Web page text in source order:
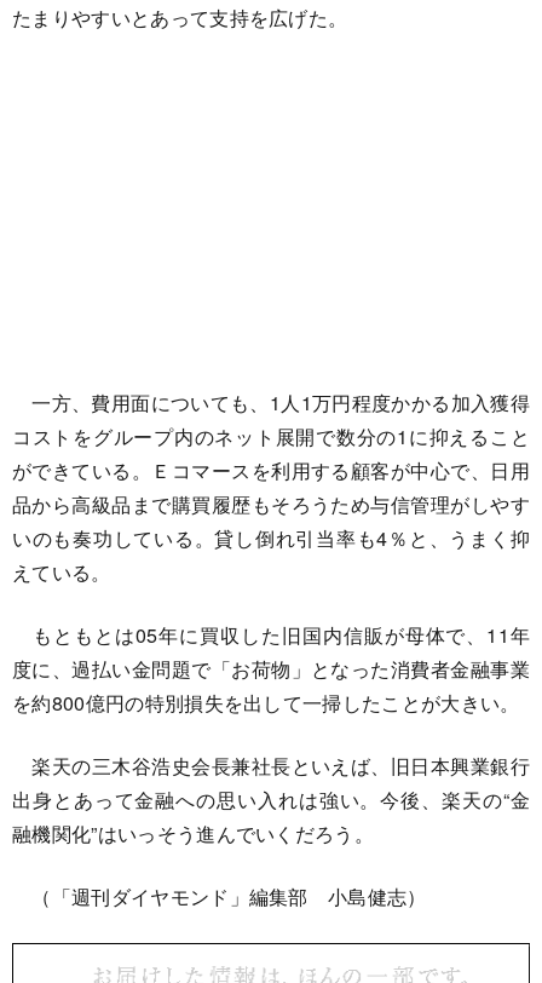
たまりやすいとあって支持を広げた。
一方、費用面についても、1人1万円程度かかる加入獲得
コストをグループ内のネット展開で数分の1に抑えること
ができている。Ｅコマースを利用する顧客が中心で、日用
品から高級品まで購買履歴もそろうため与信管理がしやす
いのも奏功している。貸し倒れ引当率も4％と、うまく抑
えている。
もともとは05年に買収した旧国内信販が母体で、11年
度に、過払い金問題で「お荷物」となった消費者金融事業
を約800億円の特別損失を出して一掃したことが大きい。
楽天の三木谷浩史会長兼社長といえば、旧日本興業銀行
出身とあって金融への思い入れは強い。今後、楽天の“金
融機関化”はいっそう進んでいくだろう。
（「週刊ダイヤモンド」編集部 小島健志）